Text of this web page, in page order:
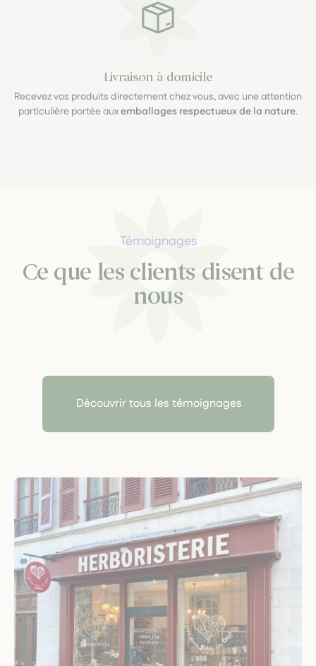
Livraison à domicile
Recevez vos produits directement chez vous, avec une attention
particulière portée auxemballages respectueux de la nature.
Témoignages
Ce que les clients disent de
nous
Découvrir tous les témoignages